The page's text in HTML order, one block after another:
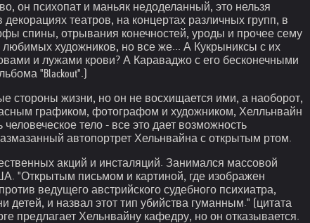
он психопат и маньяк недоделанный, это нельзя
театров, на концертах различных групп, в
спины, отрывания конечностей, уроды и прочее сему
художников, но все же... А Кукрыниксы с их
и лужами крови? А Караваджо с его бесконечными
"Blackout".)
стороны жизни, но он не восхищается ими, а наоборот,
графиком, фотографом и художником, Хелльнвайн
тело - все это дает возможность
автопортрет Хельнвайна с открытым ртом.
акций и инсталяций. Занимался массовой
"Открытым письмом и картиной, где изображен
ведущего австрийского судебного психиатра,
и назвал этот тип убийства гуманным." (цитата
предлагает Хельнвайну кафедру, но он отказывается.